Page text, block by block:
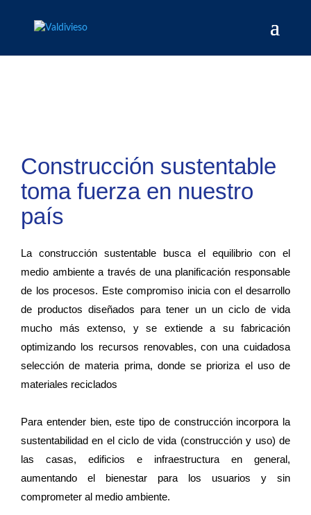
Construcción sustentable
toma fuerza en nuestro
país
La construcción sustentable busca el equilibrio con el
medio ambiente a través de una planificación responsable
de los procesos. Este compromiso inicia con el desarrollo
de productos diseñados para tener un un ciclo de vida
mucho más extenso, y se extiende a su fabricación
optimizando los recursos renovables, con una cuidadosa
selección de materia prima, donde se prioriza el uso de
materiales reciclados
Para entender bien, este tipo de construcción incorpora la
sustentabilidad en el ciclo de vida (construcción y uso) de
las casas, edificios e infraestructura en general,
aumentando el bienestar para los usuarios y sin
comprometer al medio ambiente.